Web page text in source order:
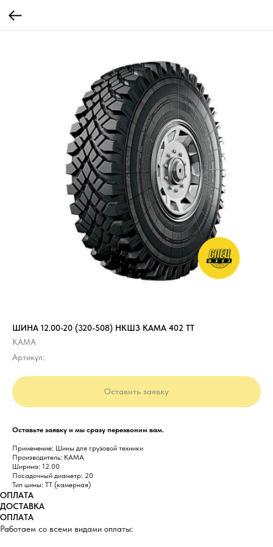
ШИНА 12.00-20 (320-508) НКШЗ КАМА 402 ТТ
КАМА
Артикул:
Оставить заявку
Оставьте заявку и мы сразу перезвоним вам.
Применение: Шины для грузовой техники
Производитель: КАМА
Ширина: 12.00
Посадочный диаметр: 20
Тип шины: TT (камерная)
ОПЛАТА
ДОСТАВКА
ОПЛАТА
Работаем со всеми видами оплаты: